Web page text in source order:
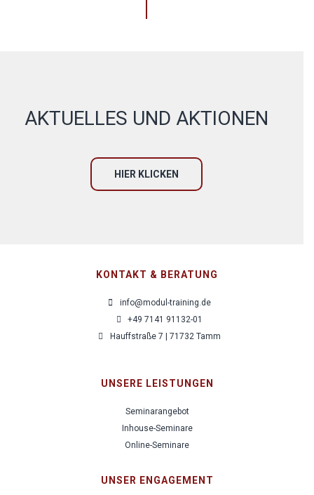
AKTUELLES UND AKTIONEN
HIER KLICKEN
KONTAKT & BERATUNG
info@modul-training.de
+49 7141 91132-01
Hauffstraße 7 | 71732 Tamm
UNSERE LEISTUNGEN
Seminarangebot
Inhouse-Seminare
Online-Seminare
UNSER ENGAGEMENT